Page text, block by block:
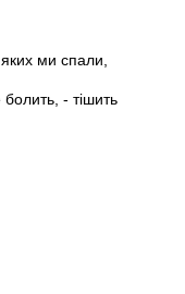
ми спали,
- тішить